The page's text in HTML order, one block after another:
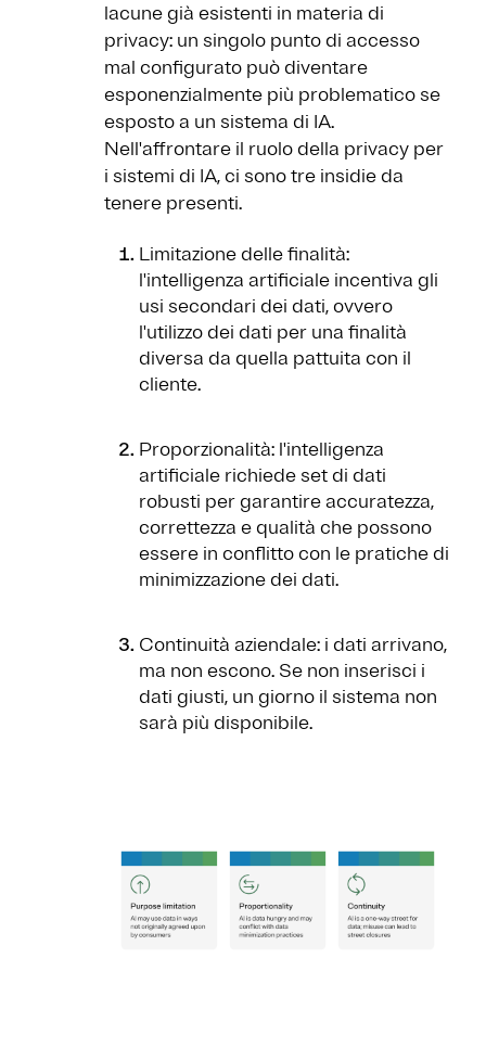
lacune già esistenti in materia di
privacy: un singolo punto di accesso
mal configurato può diventare
esponenzialmente più problematico se
esposto a un sistema di IA.
Nell'affrontare il ruolo della privacy per
i sistemi di IA, ci sono tre insidie da
tenere presenti.
Limitazione delle finalità:
l'intelligenza artificiale incentiva gli
usi secondari dei dati, ovvero
l'utilizzo dei dati per una finalità
diversa da quella pattuita con il
cliente.
Proporzionalità: l'intelligenza
artificiale richiede set di dati
robusti per garantire accuratezza,
correttezza e qualità che possono
essere in conflitto con le pratiche di
minimizzazione dei dati.
Continuità aziendale: i dati arrivano,
ma non escono. Se non inserisci i
dati giusti, un giorno il sistema non
sarà più disponibile.